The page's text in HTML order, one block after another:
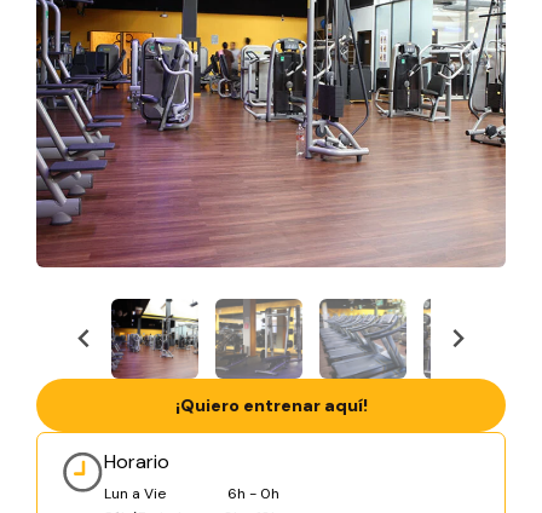
Horario
Lun a Vie
6h - 0h
¡Quiero entrenar aquí!